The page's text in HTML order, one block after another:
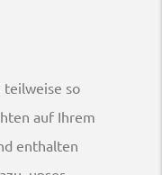
so
auf Ihrem
enthalten